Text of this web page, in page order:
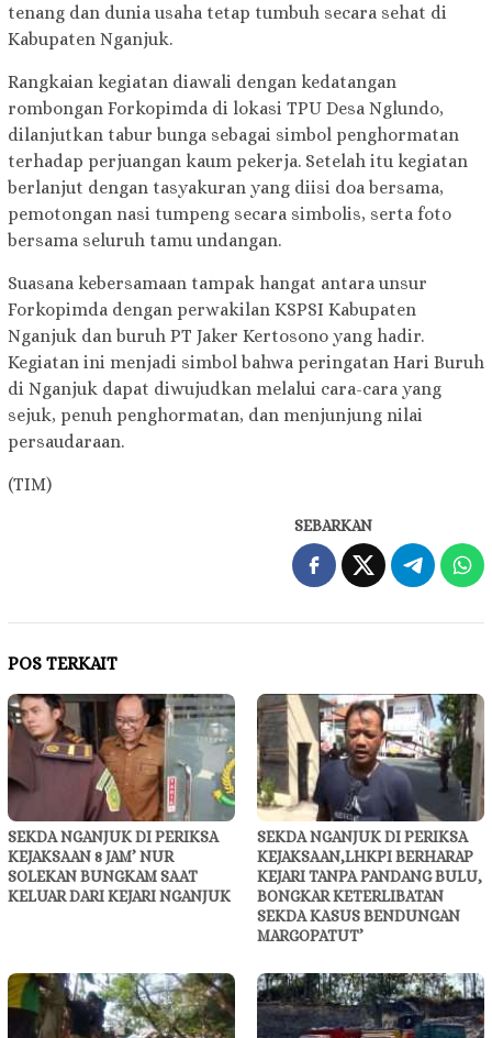
tenang dan dunia usaha tetap tumbuh secara sehat di
Kabupaten Nganjuk.
Rangkaian kegiatan diawali dengan kedatangan
rombongan Forkopimda di lokasi TPU Desa Nglundo,
dilanjutkan tabur bunga sebagai simbol penghormatan
terhadap perjuangan kaum pekerja. Setelah itu kegiatan
berlanjut dengan tasyakuran yang diisi doa bersama,
pemotongan nasi tumpeng secara simbolis, serta foto
bersama seluruh tamu undangan.
Suasana kebersamaan tampak hangat antara unsur
Forkopimda dengan perwakilan KSPSI Kabupaten
Nganjuk dan buruh PT Jaker Kertosono yang hadir.
Kegiatan ini menjadi simbol bahwa peringatan Hari Buruh
di Nganjuk dapat diwujudkan melalui cara-cara yang
sejuk, penuh penghormatan, dan menjunjung nilai
persaudaraan.
(TIM)
SEBARKAN
POS TERKAIT
SEKDA NGANJUK DI PERIKSA
KEJAKSAAN 8 JAM’ NUR
SOLEKAN BUNGKAM SAAT
KELUAR DARI KEJARI NGANJUK
SEKDA NGANJUK DI PERIKSA
KEJAKSAAN,LHKPI BERHARAP
KEJARI TANPA PANDANG BULU,
BONGKAR KETERLIBATAN
SEKDA KASUS BENDUNGAN
MARGOPATUT’